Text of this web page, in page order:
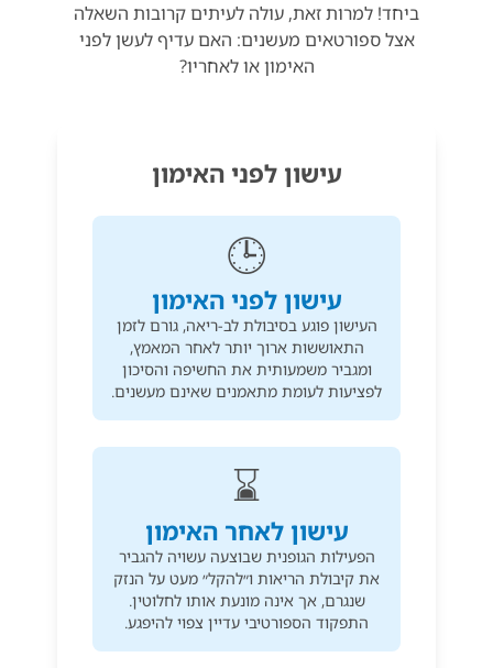
ביחד! למרות זאת, עולה לעיתים קרובות השאלה
אצל ספורטאים מעשנים: האם עדיף לעשן לפני
האימון או לאחריו?
עישון לפני האימון
🕒
עישון לפני האימון
העישון פוגע בסיבולת לב-ריאה, גורם לזמן
התאוששות ארוך יותר לאחר המאמץ,
ומגביר משמעותית את החשיפה והסיכון
לפציעות לעומת מתאמנים שאינם מעשנים.
⌛
עישון לאחר האימון
הפעילות הגופנית שבוצעה עשויה להגביר
את קיבולת הריאות ו״להקל״ מעט על הנזק
שנגרם, אך אינה מונעת אותו לחלוטין.
התפקוד הספורטיבי עדיין צפוי להיפגע.